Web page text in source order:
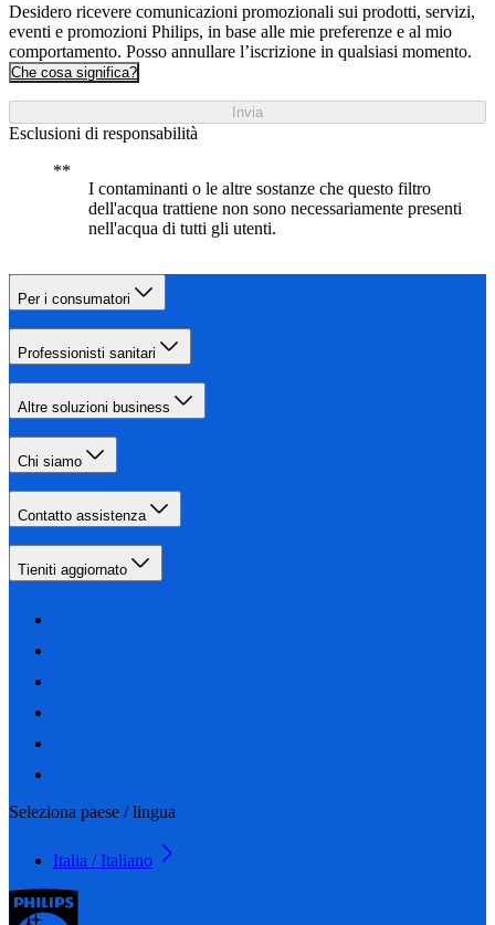
Desidero ricevere comunicazioni promozionali sui prodotti, servizi,
eventi e promozioni Philips, in base alle mie preferenze e al mio
comportamento. Posso annullare l’iscrizione in qualsiasi momento.
Che cosa significa?
Invia
Esclusioni di responsabilità
I contaminanti o le altre sostanze che questo filtro
dell'acqua trattiene non sono necessariamente presenti
nell'acqua di tutti gli utenti.
Per i consumatori
Professionisti sanitari
Altre soluzioni business
Chi siamo
Contatto assistenza
Tieniti aggiornato
Seleziona paese / lingua
Italia / Italiano